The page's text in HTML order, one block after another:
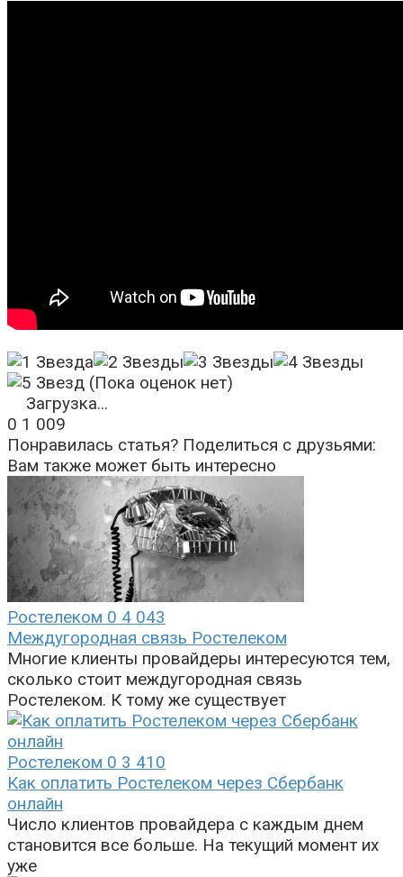
(Пока оценок нет)
Загрузка...
0 1 009
Понравилась статья? Поделиться с друзьями:
Вам также может быть интересно
Ростелеком 0 4 043
Междугородная связь Ростелеком
Многие клиенты провайдеры интересуются тем,
сколько стоит междугородная связь
Ростелеком. К тому же существует
Ростелеком 0 3 410
Как оплатить Ростелеком через Сбербанк
онлайн
Число клиентов провайдера с каждым днем
становится все больше. На текущий момент их
уже